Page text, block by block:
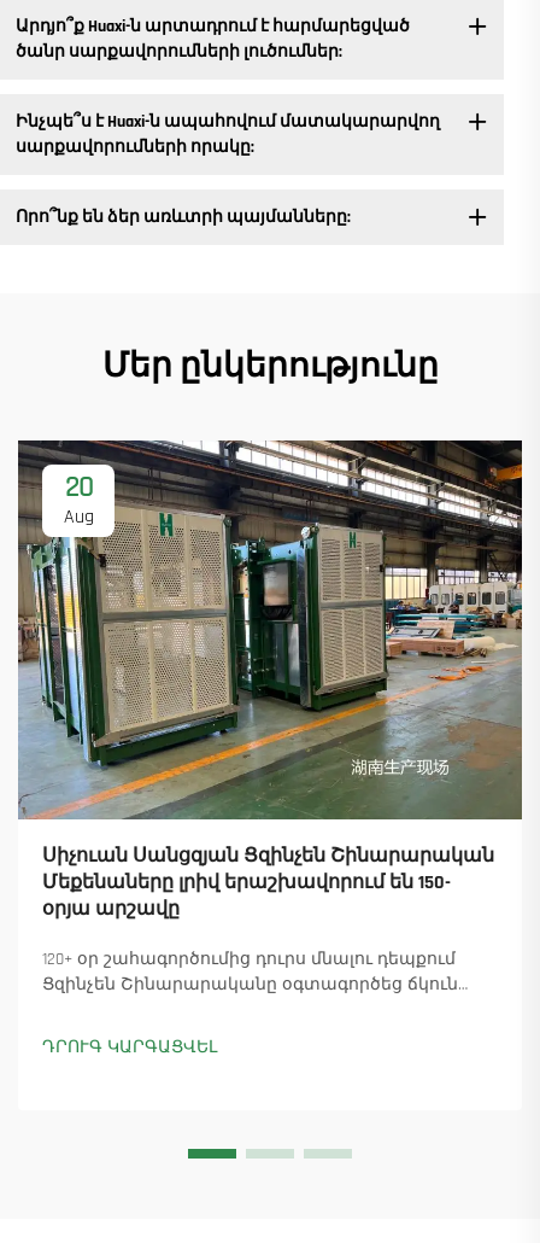
Արդյո՞ք Huaxi-ն արտադրում է հարմարեցված
ծանր սարքավորումների լուծումներ:
Ինչպե՞ս է Huaxi-ն ապահովում մատակարարվող
սարքավորումների որակը:
Որո՞նք են ձեր առևտրի պայմանները:
Մեր ընկերությունը
20
Aug
Սիչուան Սանցզյան Ցզինչեն Շինարարական
Մեքենաները լրիվ երաշխավորում են 150-
օրյա արշավը
120+ օր շահագործումից դուրս մնալու դեպքում
Ցզինչեն Շինարարականը օգտագործեց ճկուն
ապահովելով 18 աշտարակային ճանկային
տնտեսուղղիչների մատուցումը և ապահովելով
ԴՐՈՒԳ ԿԱՐԳԱՑՎԵԼ